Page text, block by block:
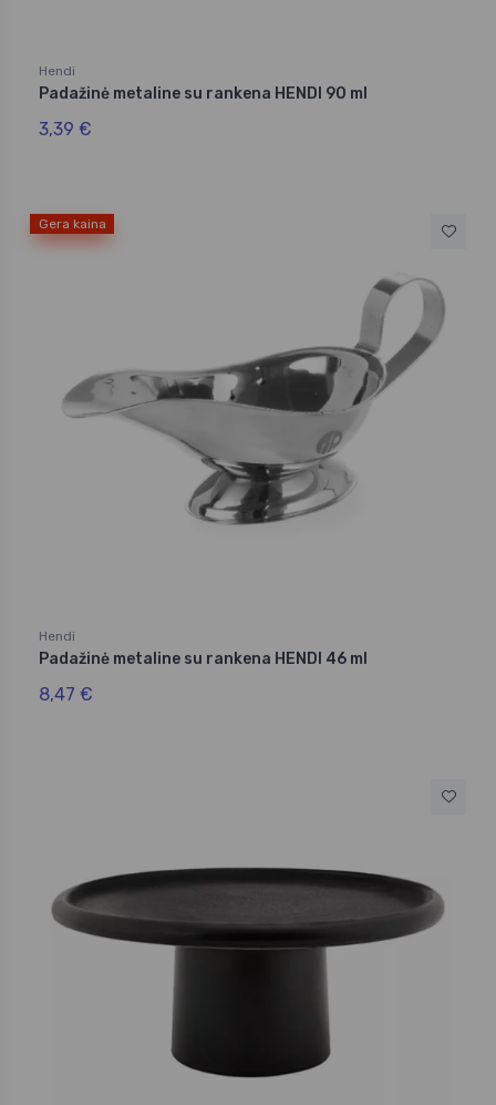
Hendi
Padažinė metaline su rankena HENDI 90 ml
3,39 €
Gera kaina
Hendi
Padažinė metaline su rankena HENDI 46 ml
8,47 €